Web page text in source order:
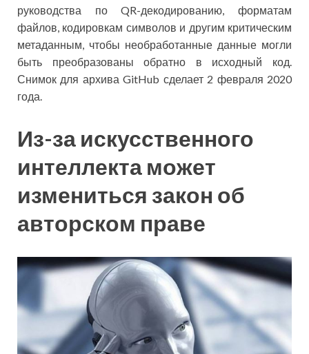
руководства по QR-декодированию, форматам
файлов, кодировкам символов и другим критическим
метаданным, чтобы необработанные данные могли
быть преобразованы обратно в исходный код.
Снимок для архива GitHub сделает 2 февраля 2020
года.
Из-за искусственного
интеллекта может
измениться закон об
авторском праве